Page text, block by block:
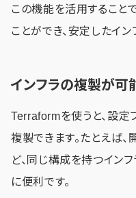
この機能を活用すること
ことができ、安定したイ
インフラの複製が可
Terraformを使うと、設定
複製できます。たとえば
ど、同じ構成を持つイン
に便利です。